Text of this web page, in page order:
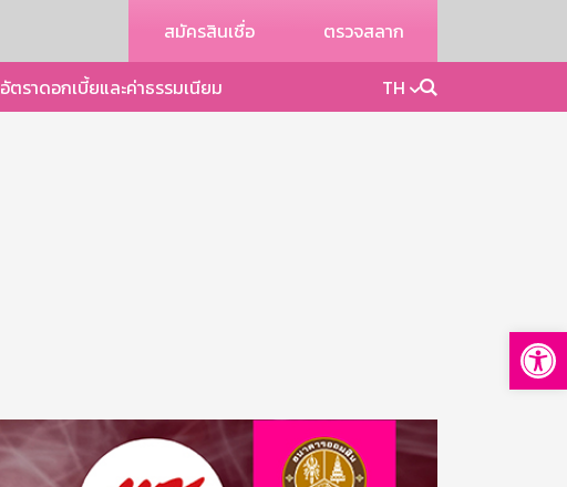
สมัครสินเชื่อ ตรวจสลาก
อัตราดอกเบี้ยและค่าธรรมเนียม TH